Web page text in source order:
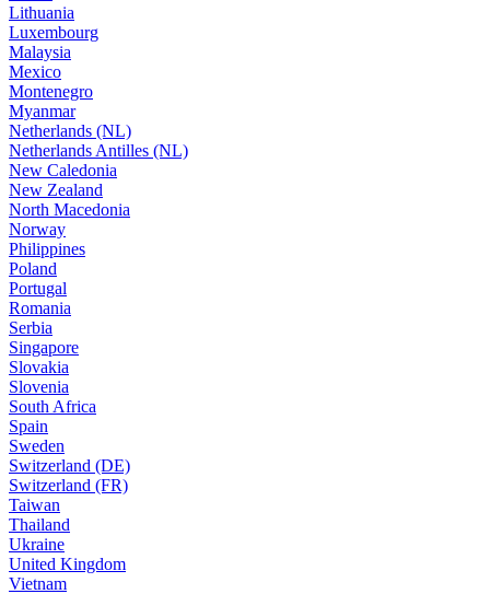
Lithuania
Luxembourg
Malaysia
Mexico
Montenegro
Myanmar
Netherlands (NL)
Netherlands Antilles (NL)
New Caledonia
New Zealand
North Macedonia
Norway
Philippines
Poland
Portugal
Romania
Serbia
Singapore
Slovakia
Slovenia
South Africa
Spain
Sweden
Switzerland (DE)
Switzerland (FR)
Taiwan
Thailand
Ukraine
United Kingdom
Vietnam